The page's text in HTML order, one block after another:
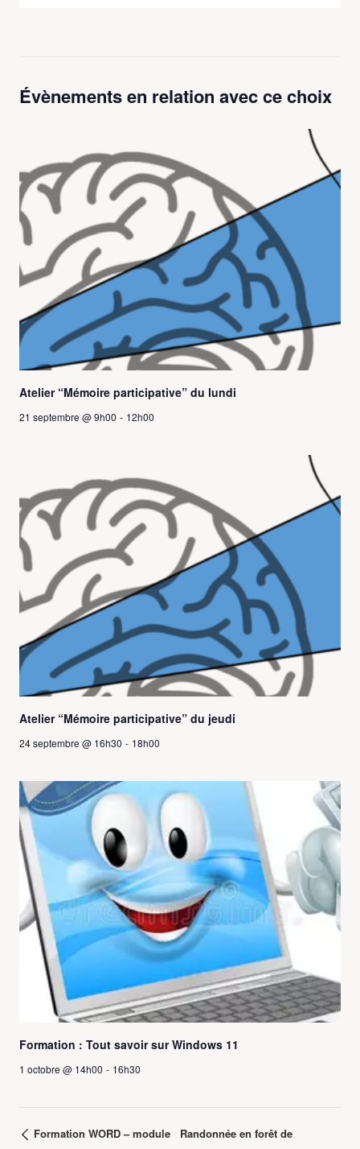
Évènements en relation avec ce choix
Atelier “Mémoire participative” du lundi
21 septembre @ 9h00 - 12h00
Atelier “Mémoire participative” du jeudi
24 septembre @ 16h30 - 18h00
Formation : Tout savoir sur Windows 11
1 octobre @ 14h00 - 16h30
Formation WORD – module
Randonnée en forêt de